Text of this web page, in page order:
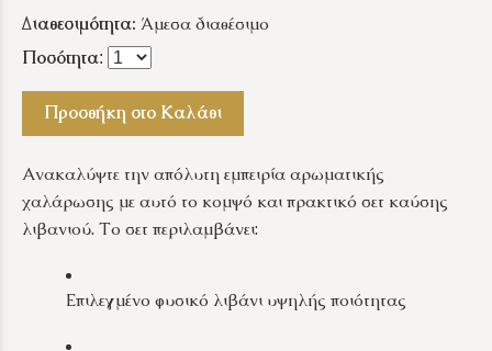
Διαθεσιμότητα: Άμεσα διαθέσιμο
Ποσότητα:
Προσθήκη στο Καλάθι
Ανακαλύψτε την απόλυτη εμπειρία αρωματικής
χαλάρωσης με αυτό το κομψό και πρακτικό σετ καύσης
λιβανιού. Το σετ περιλαμβάνει:
Επιλεγμένο φυσικό λιβάνι υψηλής ποιότητας